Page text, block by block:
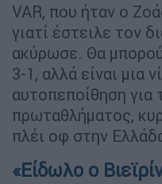
VAR, που ήταν ο
γιατί έστειλε τον
ακύρωσε. Θα
3-1, αλλά είναι μια
αυτοπεποίθηση για
πρωταθλήματος,
πλέι οφ στην
«Είδωλο ο